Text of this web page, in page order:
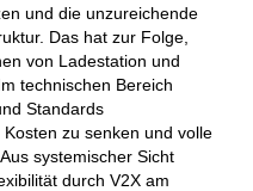
und die unzureichende
Das hat zur Folge,
von Ladestation und
technischen Bereich
Standards
zu senken und volle
systemischer Sicht
durch V2X am